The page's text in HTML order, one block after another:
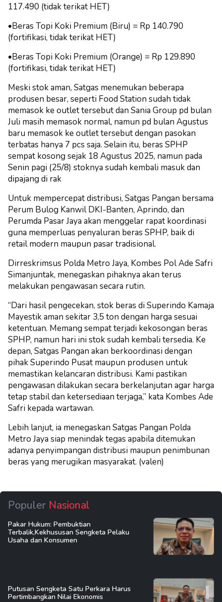
117.490 (tidak terikat HET)
•Beras Topi Koki Premium (Biru) = Rp 140.790
(fortifikasi, tidak terikat HET)
•Beras Topi Koki Premium (Orange) = Rp 129.890
(fortifikasi, tidak terikat HET)
Meski stok aman, Satgas menemukan beberapa
produsen besar, seperti Food Station sudah tidak
memasok ke outlet tersebut dan Sania Group pd bulan
Juli masih memasok normal, namun pd bulan Agustus
baru memasok ke outlet tersebut dengan pasokan
terbatas hanya 7 pcs saja. Selain itu, beras SPHP
sempat kosong sejak 18 Agustus 2025, namun pada
Senin pagi (25/8) stoknya sudah kembali masuk dan
dipajang di rak
Untuk mempercepat distribusi, Satgas Pangan bersama
Perum Bulog Kanwil DKI-Banten, Aprindo, dan
Perumda Pasar Jaya akan menggelar rapat koordinasi
guna memperluas penyaluran beras SPHP, baik di
retail modern maupun pasar tradisional.
Dirreskrimsus Polda Metro Jaya, Kombes Pol Ade Safri
Simanjuntak, menegaskan pihaknya akan terus
melakukan pengawasan secara rutin.
“Dari hasil pengecekan, stok beras di Superindo Kamaja
Mayestik aman sekitar 3,5 ton dengan harga sesuai
ketentuan. Memang sempat terjadi kekosongan beras
SPHP, namun hari ini stok sudah kembali tersedia. Ke
depan, Satgas Pangan akan berkoordinasi dengan
pihak Superindo Pusat maupun produsen untuk
memastikan kelancaran distribusi. Kami pastikan
pengawasan dilakukan secara berkelanjutan agar harga
tetap stabil dan ketersediaan terjaga,” kata Kombes Ade
Safri kepada wartawan.
Lebih lanjut, ia menegaskan Satgas Pangan Polda
Metro Jaya siap menindak tegas apabila ditemukan
adanya penyimpangan distribusi maupun penimbunan
beras yang merugikan masyarakat. (valen)
Populer Nasional
Pakar Hukum: Pembuktian
Terbalik,Kekhususan Sengketa Pelaku
Usaha dan Konsumen
Putusan Sengketa Satu Perkara Harus
Pertimbangkan Nilai Ekonomis